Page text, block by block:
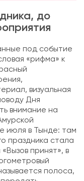
до
под событие
«рифма» к
визуальная
Дня
внимание на
июля в Тынде: там
праздника стала
принят», в
полоса,